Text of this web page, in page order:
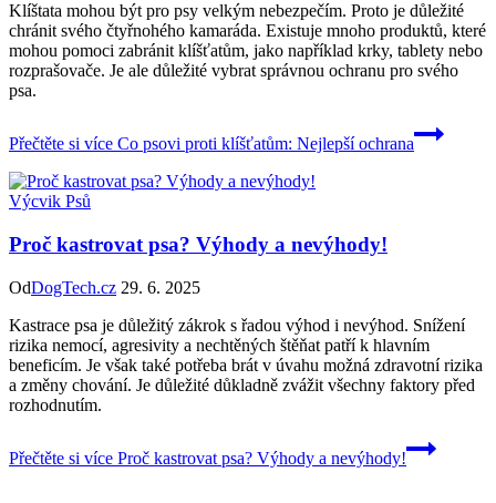
Klíštata mohou být pro psy velkým nebezpečím. Proto je důležité
chránit svého čtyřnohého kamaráda. Existuje mnoho produktů, které
mohou pomoci zabránit klíšťatům, jako například krky, tablety nebo
rozprašovače. Je ale důležité vybrat správnou ochranu pro svého
psa.
Přečtěte si více Co psovi proti klíšťatům: Nejlepší ochrana
Výcvik Psů
Proč kastrovat psa? Výhody a nevýhody!
OdDogTech.cz 29. 6. 2025
Kastrace psa je důležitý zákrok s řadou výhod i nevýhod. Snížení
rizika nemocí, agresivity a nechtěných štěňat patří k hlavním
beneficím. Je však také potřeba brát v úvahu možná zdravotní rizika
a změny chování. Je důležité důkladně zvážit všechny faktory před
rozhodnutím.
Přečtěte si více Proč kastrovat psa? Výhody a nevýhody!